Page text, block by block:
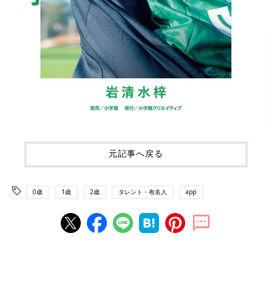
元記事へ戻る
0歳 1歳 2歳 タレント・有名人 app